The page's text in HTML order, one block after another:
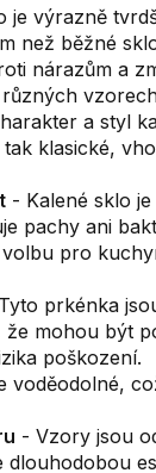
je výrazně
než běžné
nárazům a
a styl
klasické,
- Kalené sklo
pachy ani
pro
prkénka
mohou být
poškození.
voděodolné,
- Vzory jsou
dlouhodobou